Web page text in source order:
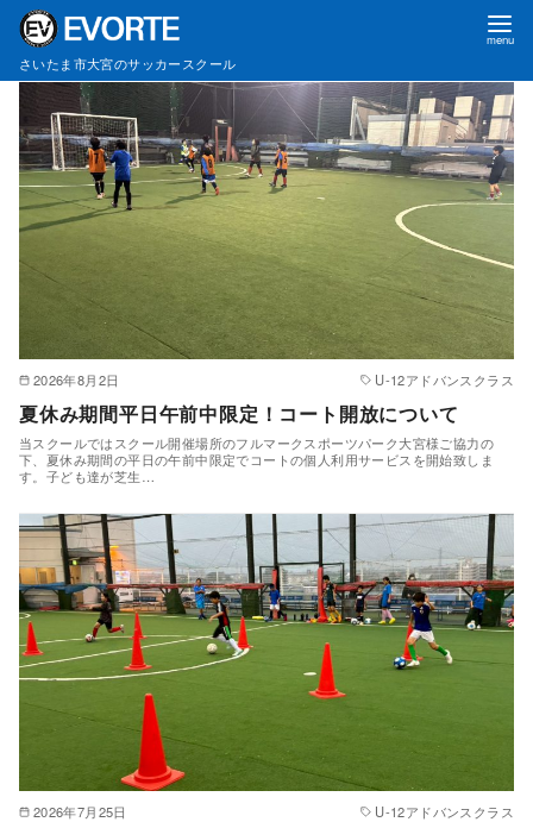
ンさいたま市大宮のサッカースクール
入会キャンペーン
2026年8月2日 U-12アドバンスクラス
夏休み期間平日午前中限定！コート開放について
当スクールではスクール開催場所のフルマークスポーツパーク大宮様ご協力の
下、夏休み期間の平日の午前中限定でコートの個人利用サービスを開始致しま
す。子ども達が芝生…
2026年7月25日 U-12アドバンスクラス